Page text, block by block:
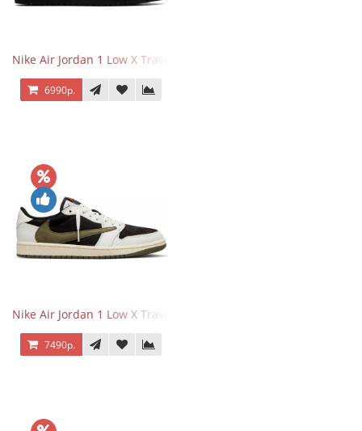
Nike Air Jordan 1 Low X Travis Scott Black Phantom
6990р.
Nike Air Jordan 1 Low X Travis Scott Olive
7490р.